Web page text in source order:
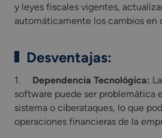
y leyes fiscales vigentes,
automáticamente los cambios en
Desventajas:
1. Dependencia Tecnológica:
software puede ser problemática
sistema o ciberataques, lo que
operaciones financieras de la